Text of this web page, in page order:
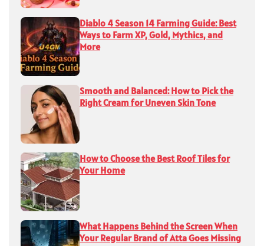
Diablo 4 Season 14 Farming Guide: Best
Ways to Farm XP, Gold, Mythics, and
More
Smooth and Balanced: How to Pick the
Right Cream for Uneven Skin Tone
How to Choose the Best Roof Tiles for
Your Home
What Happens Behind the Screen When
Your Regular Brand of Atta Goes Missing